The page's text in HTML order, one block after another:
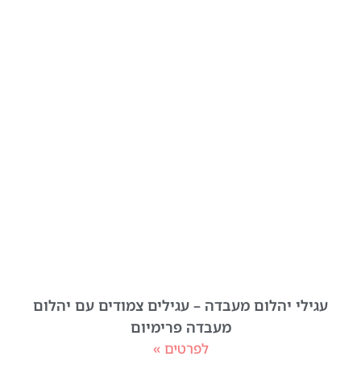
עגילי יהלום מעבדה – עגילים צמודים עם יהלום
מעבדה פרימיום
לפרטים »